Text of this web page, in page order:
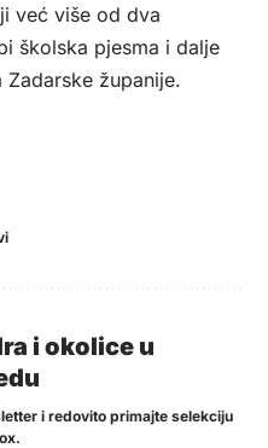
već više od dva
školska pjesma i dalje
županije.
i okolice u
i redovito primajte selekciju